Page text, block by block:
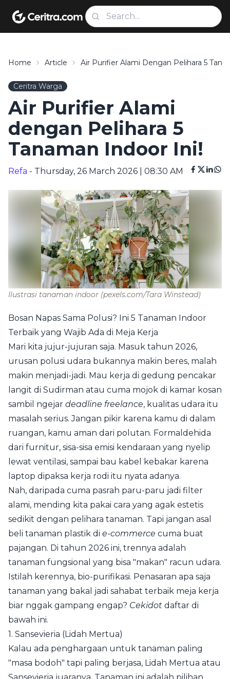
Home Article Air Purifier Alami Dengan Pelihara 5
Ceritra Warga
Air Purifier Alami
dengan Pelihara 5
Tanaman Indoor Ini!
Refa - Thursday, 26 March 2026 | 08:30 AM
Ilustrasi tanaman indoor (pexels.com/Tara Winstead)
Bosan Napas Sama Polusi? Ini 5 Tanaman Indoor
Terbaik yang Wajib Ada di Meja Kerja
Mari kita jujur-jujuran saja. Masuk tahun 2026,
urusan polusi udara bukannya makin beres, malah
makin menjadi-jadi. Mau kerja di gedung pencakar
langit di Sudirman atau cuma mojok di kamar kosan
sambil ngejar deadline freelance, kualitas udara itu
masalah serius. Jangan pikir karena kamu di dalam
ruangan, kamu aman dari polutan. Formaldehida
dari furnitur, sisa-sisa emisi kendaraan yang nyelip
lewat ventilasi, sampai bau kabel kebakar karena
laptop dipaksa kerja rodi itu nyata adanya.
Nah, daripada cuma pasrah paru-paru jadi filter
alami, mending kita pakai cara yang agak estetis
sedikit dengan pelihara tanaman. Tapi jangan asal
beli tanaman plastik di e-commerce cuma buat
pajangan. Di tahun 2026 ini, trennya adalah
tanaman fungsional yang bisa "makan" racun udara.
Istilah kerennya, bio-purifikasi. Penasaran apa saja
tanaman yang bakal jadi sahabat terbaik meja kerja
biar nggak gampang engap? Cekidot daftar di
bawah ini.
1. Sansevieria (Lidah Mertua)
Kalau ada penghargaan untuk tanaman paling
"masa bodoh" tapi paling berjasa, Lidah Mertua atau